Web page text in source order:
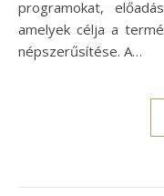
programokat,
amelyek célja a
népszerűsítése. A…